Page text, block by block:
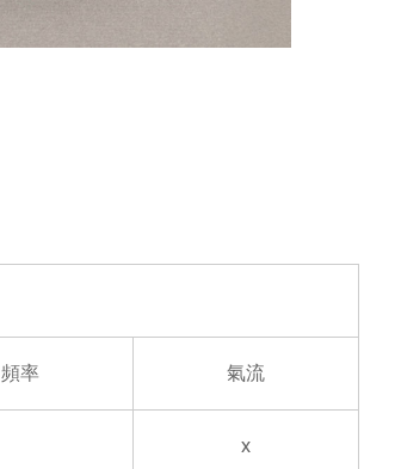
頻率 氣流
x